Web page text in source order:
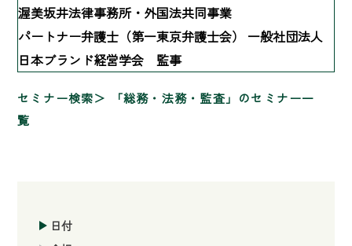
日付
渥美坂井法律事務所・外国法共同事業
パートナー弁護士（第一東京弁護士会） 一般社団法人
日本ブランド経営学会 監事
セミナー検索
「総務・法務・監査」のセミナー一
覧